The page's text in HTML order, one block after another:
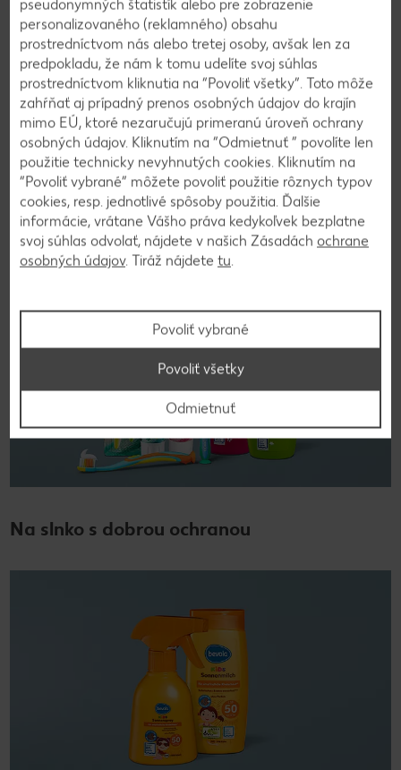
Správna starostlivosť pre malé
aj veľké deti
S výrobkami bevola®-Kids a -Junior premeníte kúpeľňu na
obľúbenú detskú oázu. Pretože náš sortiment drogérie a
kozmetiky je ako ušitý na mieru pre potreby vašich detí. S
typickým detským sortimentom, ku ktorému patrí napríklad
šampón a gél 2v1 alebo produkty zubnej hygieny, sa
každodenná rutina mení na zábavu. Decká tak majú
príležitosť objavovať vždy niečo nové a rodičia môžu bez
obáv siahnuť po kontrolovanej kvalite.
Na slnko s dobrou ochranou
pseudonymných štatistík alebo pre zobrazenie
personalizovaného (reklamného) obsahu
prostredníctvom nás alebo tretej osoby, avšak len za
predpokladu, že nám k tomu udelíte svoj súhlas
prostredníctvom kliknutia na “Povoliť všetky”. Toto môže
zahŕňať aj prípadný prenos osobných údajov do krajín
mimo EÚ, ktoré nezaručujú primeranú úroveň ochrany
osobných údajov. Kliknutím na “Odmietnuť ” povolíte len
použitie technicky nevyhnutých cookies. Kliknutím na
“Povoliť vybrané” môžete povoliť použitie rôznych typov
cookies, resp. jednotlivé spôsoby použitia. Ďalšie
informácie, vrátane Vášho práva kedykoľvek bezplatne
svoj súhlas odvolať, nájdete v našich Zásadách ochrane
osobných údajov. Tiráž nájdete tu.
Povoliť vybrané
Odmietnuť
Povoliť všetky